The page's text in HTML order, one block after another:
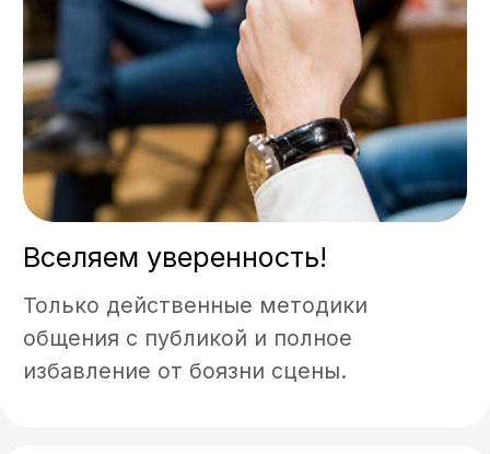
Только действенные методики
общения с публикой и полное
избавление от боязни сцены.
КАК СДЕЛАТЬ ГОЛОС
КРАСИВЫМ И
ВЫРАЗИТЕЛЬНЫМ?
произношения напрямую зависят от
анатомического строения речевого
аппарата. На качество речи повлияет
длина и толщина голосовых связок,